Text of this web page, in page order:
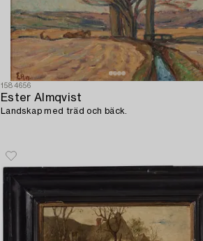
1584656
Ester Almqvist
Landskap med träd och bäck.